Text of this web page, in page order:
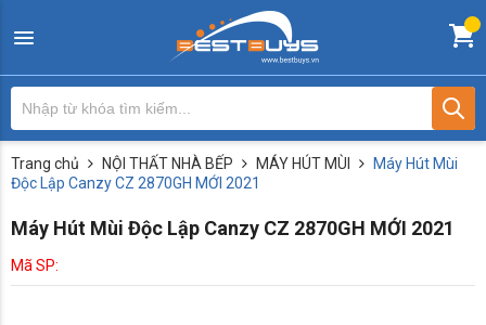
Trang chủ NỘI THẤT NHÀ BẾP MÁY HÚT MÙI
Máy Hút Mùi
Độc Lập Canzy CZ 2870GH MỚI 2021
Máy Hút Mùi Độc Lập Canzy CZ 2870GH MỚI 2021
Mã SP: